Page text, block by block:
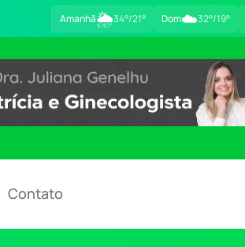
Amanhã🌦34°/21° Dom☁️32°/19°
Contato